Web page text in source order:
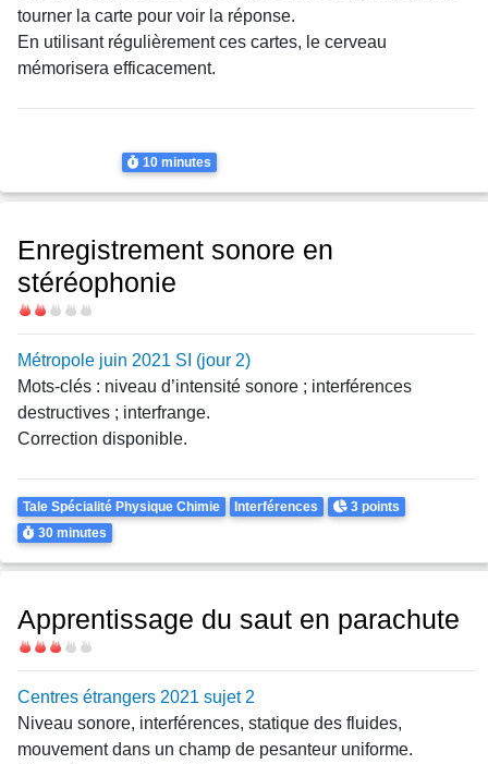
tourner la carte pour voir la réponse.
En utilisant régulièrement ces cartes, le cerveau
mémorisera efficacement.
Durée
10 minutes
Enregistrement sonore en
stéréophonie
Difficulté
Métropole juin 2021 SI (jour 2)
Mots-clés : niveau d’intensité sonore ; interférences
destructives ; interfrange.
Correction disponible.
Theme
Tale Spécialité Physique Chimie Interférences Points
3 points
Durée
30 minutes
Apprentissage du saut en parachute
Difficulté
Centres étrangers 2021 sujet 2
Niveau sonore, interférences, statique des fluides,
mouvement dans un champ de pesanteur uniforme.